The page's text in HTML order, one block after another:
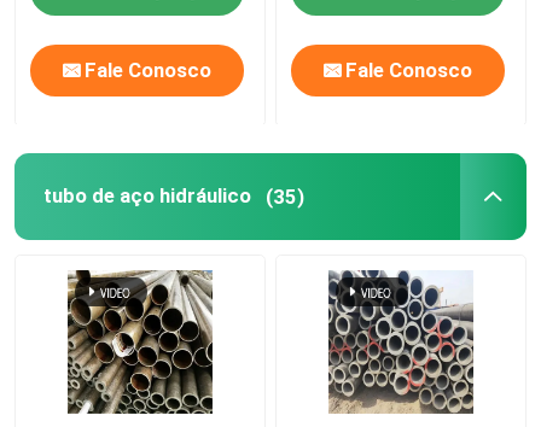
Fale Conosco Fale Conosco
tubo de aço hidráulico (35)